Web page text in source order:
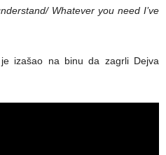
Whatever you need I’ve
izašao na binu da zagrli Dejva